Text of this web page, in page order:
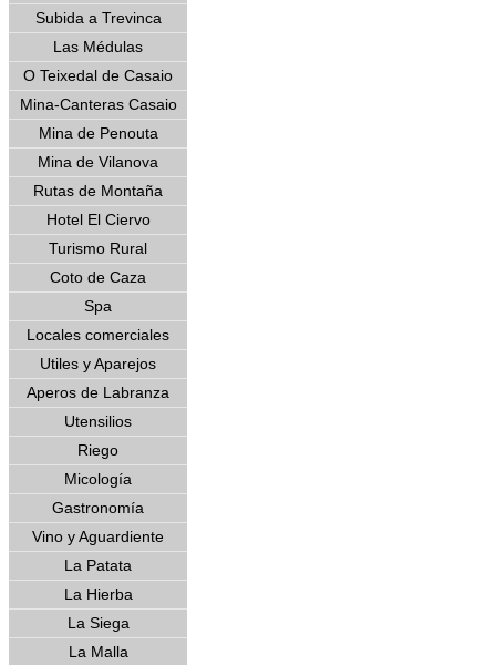
Subida a Trevinca
Las Médulas
O Teixedal de Casaio
Mina-Canteras Casaio
Mina de Penouta
Mina de Vilanova
Rutas de Montaña
Hotel El Ciervo
Turismo Rural
Coto de Caza
Spa
Locales comerciales
Utiles y Aparejos
Aperos de Labranza
Utensilios
Riego
Micología
Gastronomía
Vino y Aguardiente
La Patata
La Hierba
La Siega
La Malla